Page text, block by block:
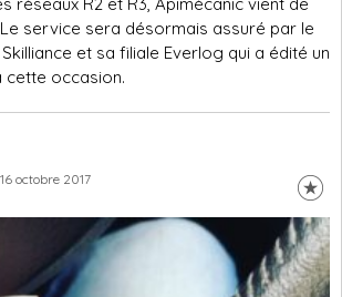
service sera désormais assuré par le
et sa filiale Everlog qui a édité un
cette occasion.
octobre 2017